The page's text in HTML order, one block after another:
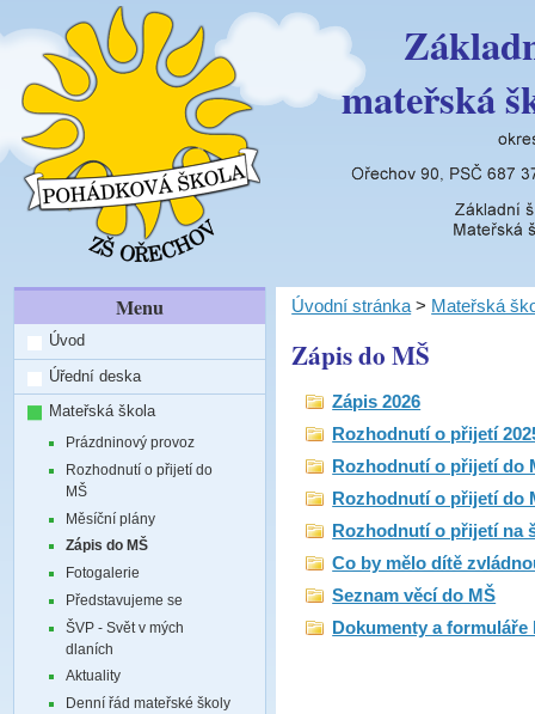
mateřská
Menu
Úvod
Úřední deska
Mateřská škola
Prázdninový provoz
Rozhodnutí o přijetí do
MŠ
Měsíční plány
Zápis do MŠ
Fotogalerie
Představujeme se
ŠVP - Svět v mých
dlaních
Aktuality
Denní řád mateřské školy
Úvodní stránka > Mateřská
Zápis do MŠ
Zápis 2026
Rozhodnutí o přijetí
Rozhodnutí o přijetí do
Rozhodnutí o přijetí do
Rozhodnutí o přijetí na
Co by mělo dítě
Seznam věcí do MŠ
Dokumenty a formuláře